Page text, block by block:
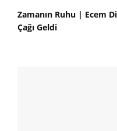
Zamanın Ruhu | Ecem
Çağı Geldi